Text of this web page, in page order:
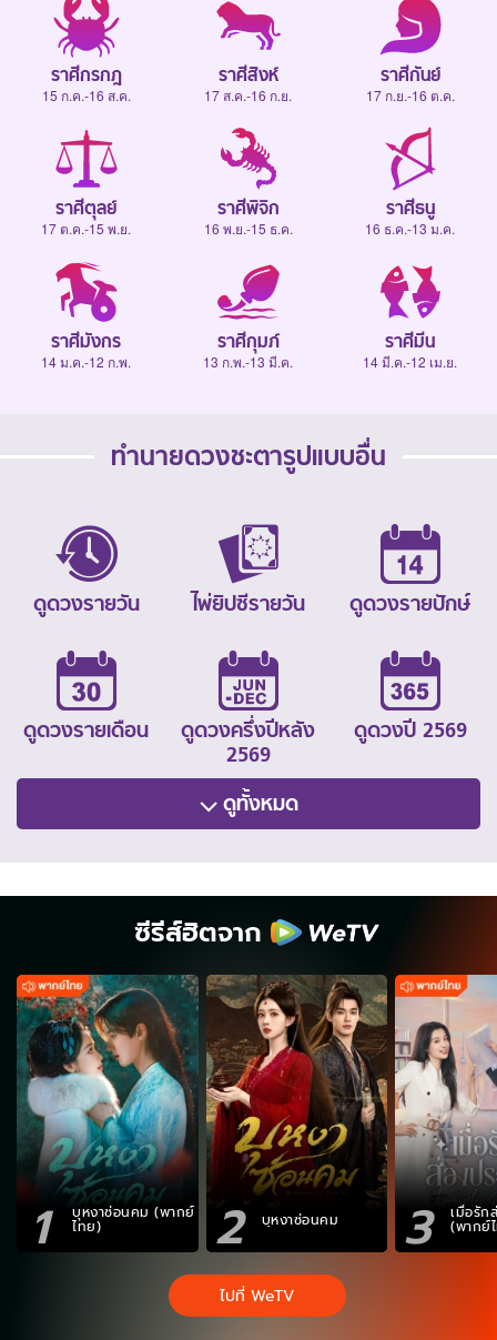
ราศีกรกฎ
15 ก.ค.-16 ส.ค.
ราศีสิงห์
17 ส.ค.-16 ก.ย.
ราศีกันย์
17 ก.ย.-16 ต.ค.
ราศีตุลย์
17 ต.ค.-15 พ.ย.
ราศีพิจิก
16 พ.ย.-15 ธ.ค.
ราศีธนู
16 ธ.ค.-13 ม.ค.
ราศีมังกร
14 ม.ค.-12 ก.พ.
ราศีกุมภ์
13 ก.พ.-13 มี.ค.
ราศีมีน
14 มี.ค.-12 เม.ย.
ทำนายดวงชะตารูปแบบอื่น
ดูดวงรายวัน ไพ่ยิปซีรายวัน ดูดวงรายปักษ์
ดูดวงรายเดือน
ดูดวงครึ่งปีหลัง
2569
ดูดวงปี 2569
ดูทั้งหมด
ซีรีส์ฮิตจาก
1 บุหงาซ่อนคม (พากย์
ไทย) 2 บุหงาซ่อนคม 3 เมื่อรัก
(พากย์
ไปที่ WeTV